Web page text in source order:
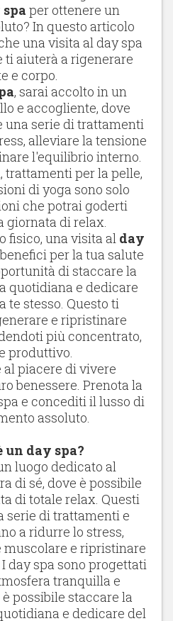
per ottenere un
In questo articolo
una visita al day spa
ti aiuterà a rigenerare
e corpo.
, sarai accolto in un
e accogliente, dove
serie di trattamenti
alleviare la tensione
l'equilibrio interno.
trattamenti per la pelle,
di yoga sono solo
che potrai goderti
giornata di relax.
fisico, una visita al day
per la tua salute
di staccare la
quotidiana e dedicare
te stesso. Questo ti
e ripristinare
più concentrato,
produttivo.
piacere di vivere
benessere. Prenota la
e concediti il lusso di
assoluto.
un day spa?
luogo dedicato al
di sé, dove è possibile
di totale relax. Questi
serie di trattamenti e
a ridurre lo stress,
e ripristinare
day spa sono progettati
tranquilla e
possibile staccare la
e dedicare del